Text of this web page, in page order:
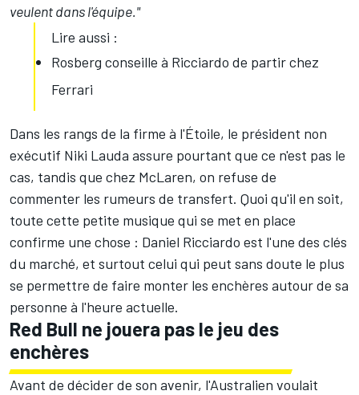
veulent dans l'équipe."
Lire aussi :
Rosberg conseille à Ricciardo de partir chez
Ferrari
Dans les rangs de la firme à l'Étoile, le président non
exécutif Niki Lauda assure pourtant que ce n'est pas le
cas, tandis que chez McLaren, on refuse de
commenter les rumeurs de transfert. Quoi qu'il en soit,
toute cette petite musique qui se met en place
confirme une chose : Daniel Ricciardo est l'une des clés
du marché, et surtout celui qui peut sans doute le plus
se permettre de faire monter les enchères autour de sa
personne à l'heure actuelle.
Red Bull ne jouera pas le jeu des
enchères
Avant de décider de son avenir, l'Australien voulait